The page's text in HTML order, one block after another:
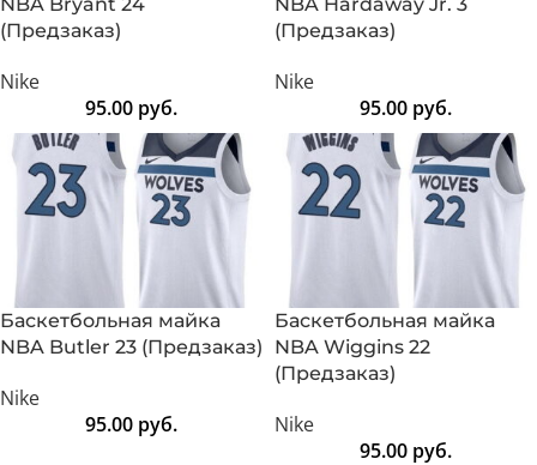
(Предзаказ)
Nike
95.00 руб.
(Предзаказ)
Nike
95.00 руб.
Баскетбольная майка
NBA Butler 23 (Предзаказ)
Nike
95.00 руб.
Баскетбольная майка
NBA Wiggins 22
(Предзаказ)
Nike
95.00 руб.